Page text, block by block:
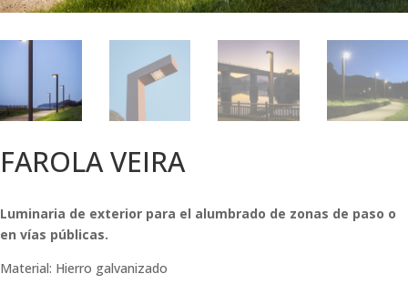
FAROLA VEIRA
Luminaria de exterior para el alumbrado de zonas de paso o
en vías públicas.
Material: Hierro galvanizado